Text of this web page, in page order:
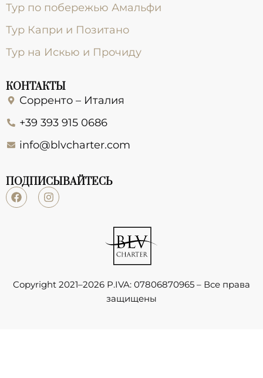
Тур по побережью Амальфи
Тур Капри и Позитано
Тур на Искью и Прочиду
КОНТАКТЫ
Сорренто – Италия
+39 393 915 0686
info@blvcharter.com
ПОДПИСЫВАЙТЕСЬ
Copyright 2021–2026 P.IVA: 07806870965 – Все права
защищены